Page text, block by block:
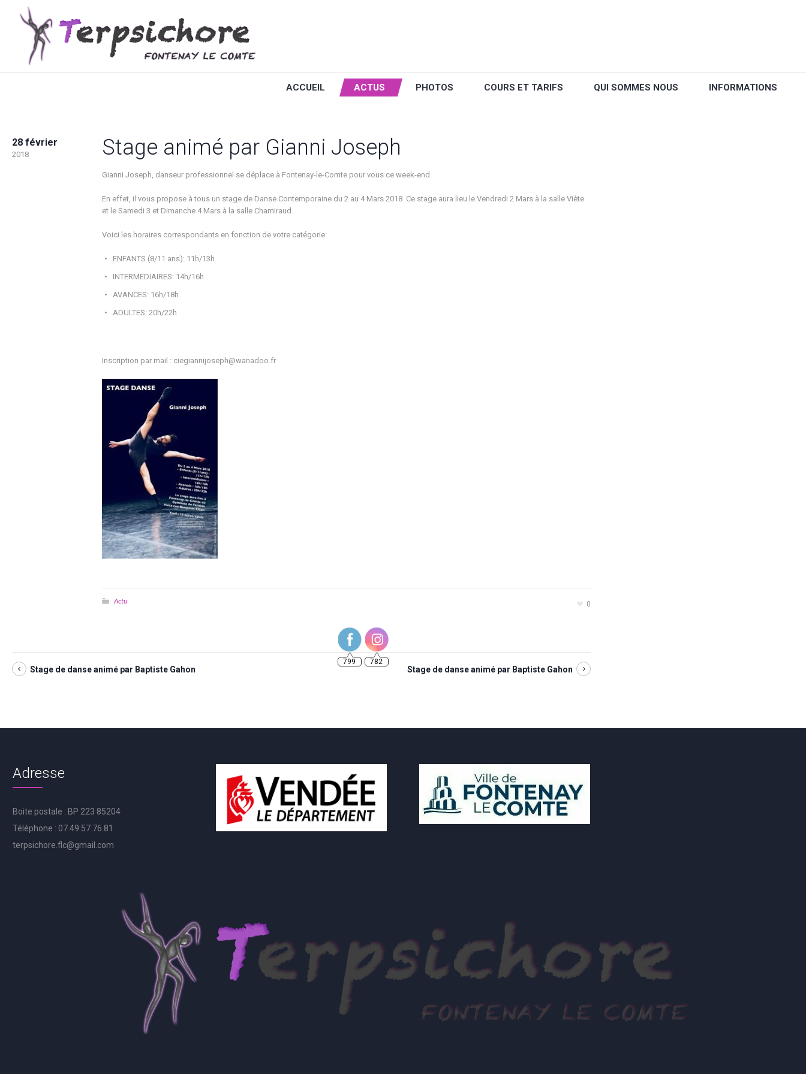
ACCUEIL ACTUS PHOTOS COURS ET TARIFS QUI SOMMES NOUS INFORMATIONS
28 février
2018 Stage animé par Gianni Joseph
Gianni Joseph, danseur professionnel se déplace à Fontenay-le-Comte pour vous ce week-end.
En effet, il vous propose à tous un stage de Danse Contemporaine du 2 au 4 Mars 2018. Ce stage aura lieu le Vendredi 2 Mars à la salle Viète
et le Samedi 3 et Dimanche 4 Mars à la salle Chamiraud.
Voici les horaires correspondants en fonction de votre catégorie:
ENFANTS (8/11 ans): 11h/13h
INTERMEDIAIRES: 14h/16h
AVANCES: 16h/18h
ADULTES: 20h/22h
Inscription par mail : ciegiannijoseph@wanadoo.fr
0
Actu
Stage de danse animé par Baptiste Gahon Stage de danse animé par Baptiste Gahon
Adresse
Boite postale : BP 223 85204
Téléphone : 07.49.57.76.81
terpsichore.flc@gmail.com
799 782